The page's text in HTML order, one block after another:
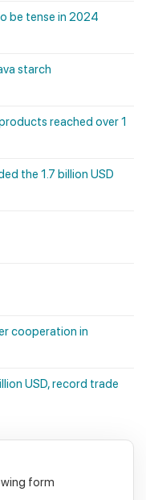
be tense in 2024
starch
reached over 1
the 1.7 billion USD
cooperation in
USD, record trade
form